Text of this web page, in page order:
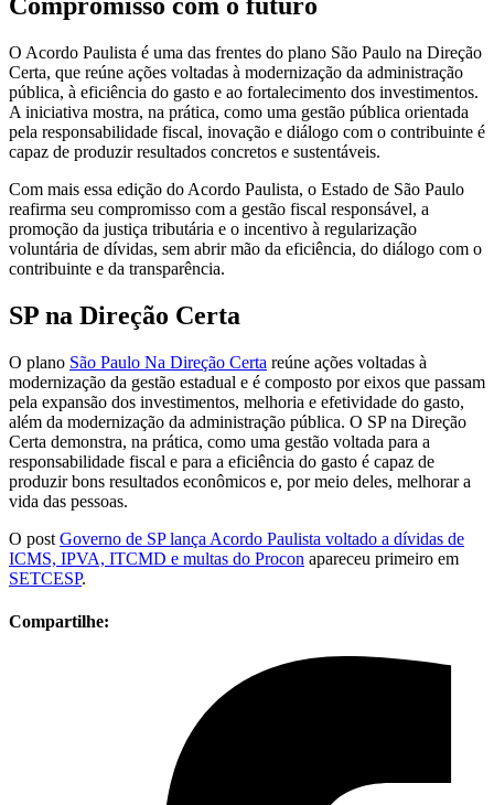
Compromisso com o futuro
O Acordo Paulista é uma das frentes do plano São Paulo na Direção
Certa, que reúne ações voltadas à modernização da administração
pública, à eficiência do gasto e ao fortalecimento dos investimentos.
A iniciativa mostra, na prática, como uma gestão pública orientada
pela responsabilidade fiscal, inovação e diálogo com o contribuinte é
capaz de produzir resultados concretos e sustentáveis.
Com mais essa edição do Acordo Paulista, o Estado de São Paulo
reafirma seu compromisso com a gestão fiscal responsável, a
promoção da justiça tributária e o incentivo à regularização
voluntária de dívidas, sem abrir mão da eficiência, do diálogo com o
contribuinte e da transparência.
SP na Direção Certa
O plano São Paulo Na Direção Certa reúne ações voltadas à
modernização da gestão estadual e é composto por eixos que passam
pela expansão dos investimentos, melhoria e efetividade do gasto,
além da modernização da administração pública. O SP na Direção
Certa demonstra, na prática, como uma gestão voltada para a
responsabilidade fiscal e para a eficiência do gasto é capaz de
produzir bons resultados econômicos e, por meio deles, melhorar a
vida das pessoas.
O post Governo de SP lança Acordo Paulista voltado a dívidas de
ICMS, IPVA, ITCMD e multas do Procon apareceu primeiro em
SETCESP.
Compartilhe: